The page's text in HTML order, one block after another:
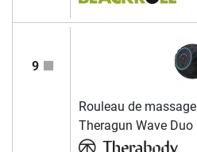
9
Rouleau de massage
Theragun Wave Duo